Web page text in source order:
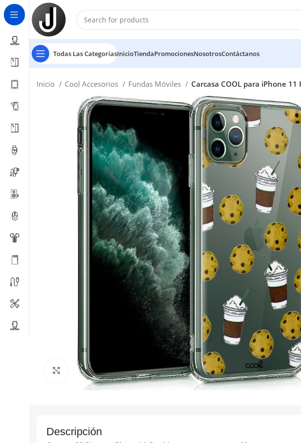
Todas Las CategoríasInicioTiendaPromocionesNosotrosContáctanos
Inicio Cool Accesorios Fundas Móviles Carcasa COOL para iPhone
Click to enlarge
Descripción